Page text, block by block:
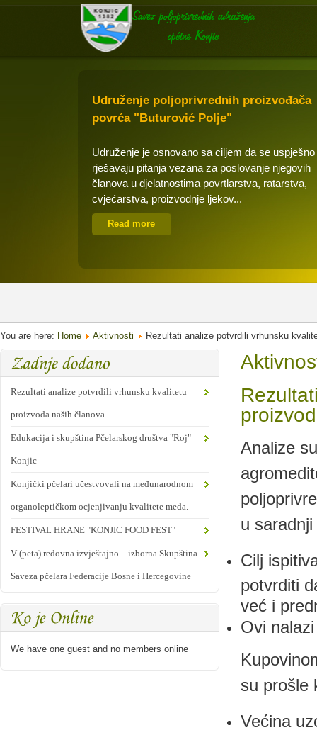
Udruženje poljoprivrednih proizvođača
povrća "Buturović Polje"
Udruženje je osnovano sa ciljem da se uspješno
rješavaju pitanja vezana za poslovanje njegovih
članova u djelatnostima povrtlarstva, ratarstva,
cvjećarstva, proizvodnje ljekov...
Read more
You are here: Home Aktivnosti Rezultati analize potvrdili vrhunsku
Rezultati analize potvrdili vrhunsku kvalitetu
proizvoda naših članova
Edukacija i skupština Pčelarskog društva "Roj"
Konjic
Konjički pčelari učestvovali na međunarodnom
organoleptičkom ocjenjivanju kvalitete meda.
FESTIVAL HRANE "KONJIC FOOD FEST"
V (peta) redovna izvještajno – izborna Skupština
Saveza pčelara Federacije Bosne i Hercegovine
We have one guest and no members online
Analize
u
Cilj
potvrditi
već i
Ovi
su prošle
Većina